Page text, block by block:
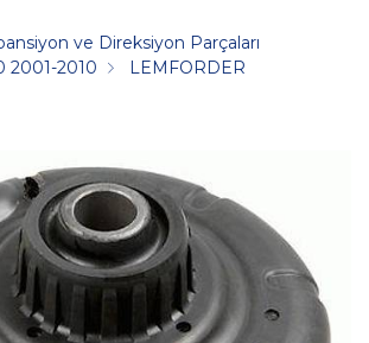
ve Direksiyon Parçaları
2001-2010
LEMFORDER